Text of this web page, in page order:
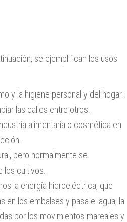
se ejemplifican los usos
y la higiene personal y del hogar.
las calles entre otros.
alimentaria o cosmética en
pero normalmente se
los cultivos.
la energía hidroeléctrica, que
en los embalses y pasa el agua, la
por los movimientos mareales y